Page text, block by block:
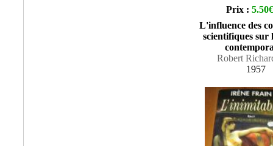
Prix : 5.50€
L'influence des
scientifiques sur
Robert
1957